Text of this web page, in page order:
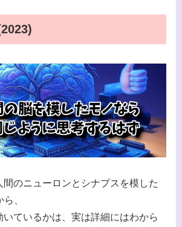
のニューロンとシナプスを模した
、
ているかは、実は詳細にはわから